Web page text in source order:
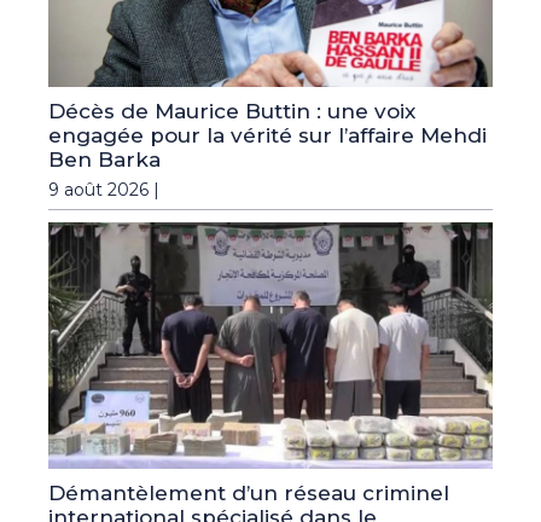
Décès de Maurice Buttin : une voix
engagée pour la vérité sur l’affaire Mehdi
Ben Barka
9 août 2026 |
Démantèlement d’un réseau criminel
international spécialisé dans le